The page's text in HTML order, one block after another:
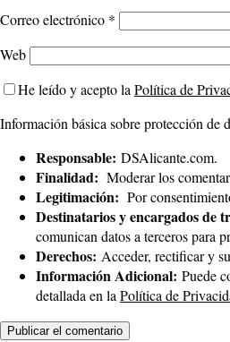
Correo electrónico *
Web
He leído y acepto la Política de
Información básica sobre protección de
Responsable: DSAlicante.com.
Finalidad: Moderar los
Legitimación: Por
Destinatarios y encargados de
comunican datos a terceros para
Derechos: Acceder, rectificar y
Información Adicional: Puede
detallada en la Política de